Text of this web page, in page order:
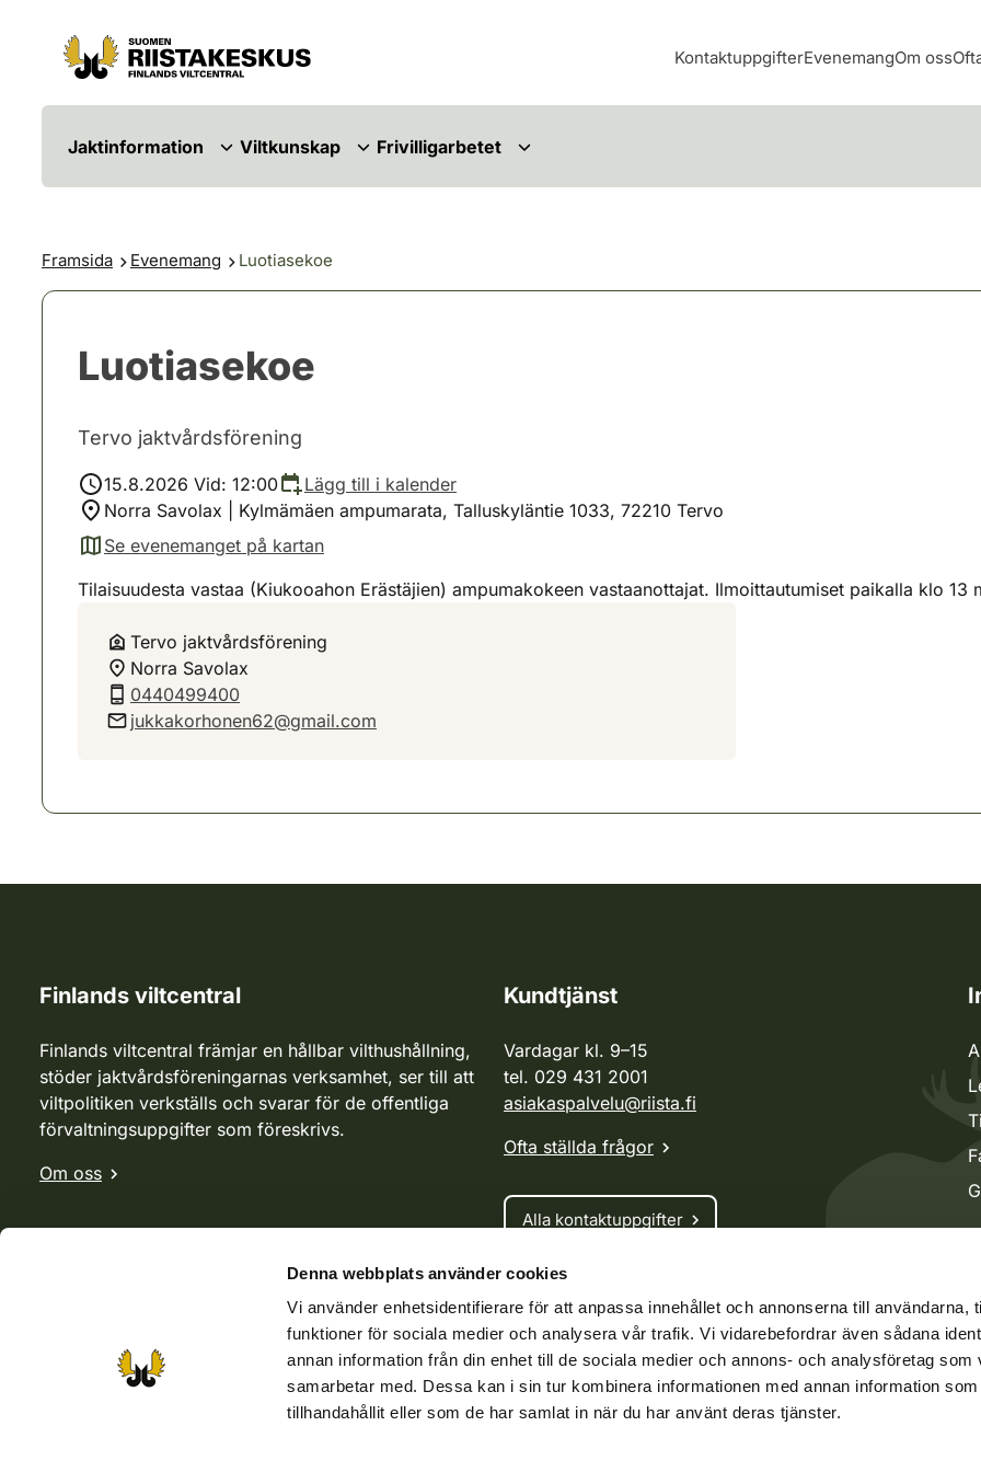
Denna webbplats använder cookies
Vi använder enhetsidentifierare för att anpassa innehållet och annonserna till användarna,
funktioner för sociala medier och analysera vår trafik. Vi vidarebefordrar även sådana
annan information från din enhet till de sociala medier och annons- och analysföretag som
samarbetar med. Dessa kan i sin tur kombinera informationen med annan information
tillhandahållit eller som de har samlat in när du har använt deras tjänster.
Hoppa till innehåll
Gå till webbplatskartan
KontaktuppgifterEvenemangOm oss
Jaktinformation Viltkunskap Frivilligarbetet
Framsida Evenemang Luotiasekoe
Luotiasekoe
Tervo jaktvårdsförening
15.8.2026 Vid: 12:00
Lägg till i kalender
Norra Savolax | Kylmämäen ampumarata, Talluskyläntie 1033, 72210 Tervo
Se evenemanget på kartan
(avautuu uuteen välilehteen)
Tilaisuudesta vastaa (Kiukooahon Erästäjien) ampumakokeen vastaanottajat. Ilmoittautumiset paikalla klo 13
Tervo jaktvårdsförening
Norra Savolax
0440499400
jukkakorhonen62@gmail.com
Finlands viltcentral
Finlands viltcentral främjar en hållbar vilthushållning,
stöder jaktvårdsföreningarnas verksamhet, ser till att
viltpolitiken verkställs och svarar för de offentliga
förvaltningsuppgifter som föreskrivs.
Om oss
Kundtjänst
Vardagar kl. 9–15
tel. 029 431 2001
asiakaspalvelu@riista.fi
Ofta ställda frågor
Alla kontaktuppgifter
Jaktkort
Oma riista -tjänsten
Ansökan om licenser och dispenser